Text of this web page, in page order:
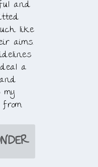
and
like
aims.
a
from